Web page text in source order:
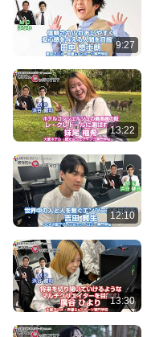
9:27
13:22
12:10
13:30